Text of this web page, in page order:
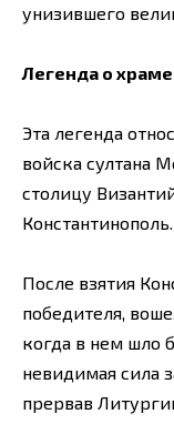
унизившего
Легенда о
Эта легенда
войска султана
столицу
Константинополь.
После взятия
победителя,
когда в нем шло
невидимая сила
прервав